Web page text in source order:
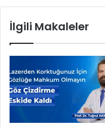
”
e
Ç
a
İlgili Makaleler